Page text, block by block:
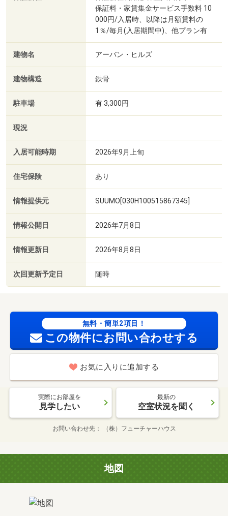
保証料・家賃集金サービス手数料 10
000円/入居時、以降は月額賃料の
1％/毎月(入居期間中)、他プラン有
建物名 アーバン・ヒルズ
建物構造 鉄骨
駐車場 有 3,300円
現況
入居可能時期 2026年9月上旬
住宅保険 あり
情報提供元 SUUMO[030H100515867345]
情報公開日 2026年7月8日
情報更新日 2026年8月8日
次回更新予定日 随時
無料・簡単2項目！
この物件にお問い合わせする
お気に入りに追加する
実際にお部屋を
見学したい
最新の
空室状況を聞く
お問い合わせ先 （株）フューチャーハウス
地図